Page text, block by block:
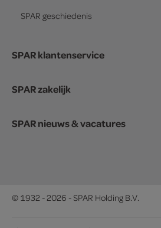
SPAR geschiedenis
SPAR klantenservice
SPAR zakelijk
SPAR nieuws & vacatures
© 1932 - 2026 - SPAR Holding B.V.